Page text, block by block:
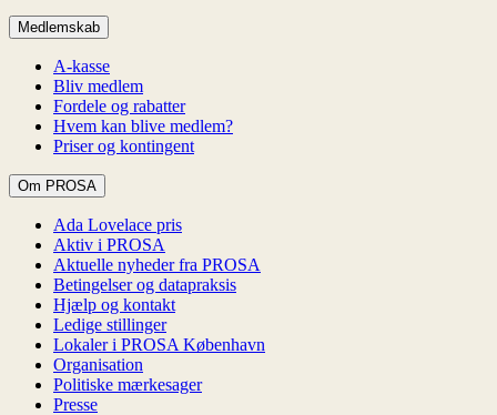
Medlemskab
A-kasse
Bliv medlem
Fordele og rabatter
Hvem kan blive medlem?
Priser og kontingent
Om PROSA
Ada Lovelace pris
Aktiv i PROSA
Aktuelle nyheder fra PROSA
Betingelser og datapraksis
Hjælp og kontakt
Ledige stillinger
Lokaler i PROSA København
Organisation
Politiske mærkesager
Presse